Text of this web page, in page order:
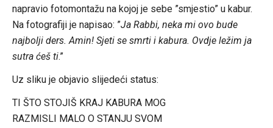
napravio fotomontažu na kojoj je sebe ”smjestio” u kabur.
Na fotografiji je napisao: ”Ja Rabbi, neka mi ovo bude
najbolji ders. Amin! Sjeti se smrti i kabura. Ovdje ležim ja
sutra ćeš ti.”
Uz sliku je objavio slijedeći status:
TI ŠTO STOJIŠ KRAJ KABURA MOG
RAZMISLI MALO O STANJU SVOM